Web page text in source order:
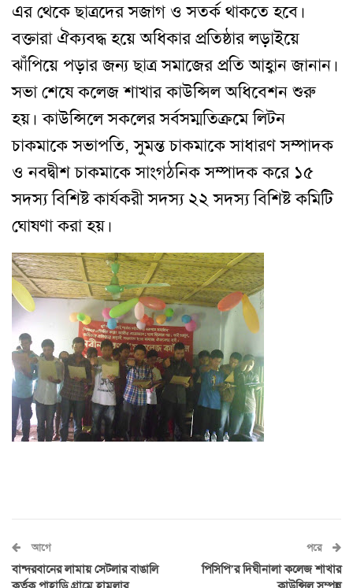
এর থেকে ছাত্রদের সজাগ ও সতর্ক থাকতে হবে।
বক্তারা ঐক্যবদ্ধ হয়ে অধিকার প্রতিষ্ঠার লড়াইয়ে
ঝাঁপিয়ে পড়ার জন্য ছাত্র সমাজের প্রতি আহ্বান জানান।
সভা শেষে কলেজ শাখার কাউন্সিল অধিবেশন শুরু
হয়। কাউন্সিলে সকলের সর্বসম্মতিক্রমে লিটন
চাকমাকে সভাপতি, সুমন্ত চাকমাকে সাধারণ সম্পাদক
ও নবদ্বীশ চাকমাকে সাংগঠনিক সম্পাদক করে ১৫
সদস্য বিশিষ্ট কার্যকরী সদস্য ২২ সদস্য বিশিষ্ট কমিটি
ঘোষণা করা হয়।
আগে
বান্দরবানের লামায় সেটলার বাঙালি
পরে
পিসিপি’র দিঘীনালা কলেজ শাখার